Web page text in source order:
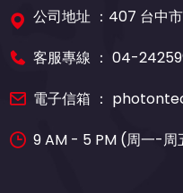
公司地址 ：407 台中
客服專線 ： 04-
電子信箱 ：
9 AM - 5 PM (周一-周